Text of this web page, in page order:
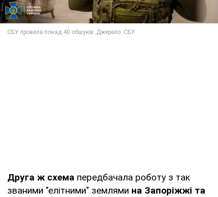
Друга ж схема передбачала роботу з так
званими "елітними" землями на Запоріжжі та